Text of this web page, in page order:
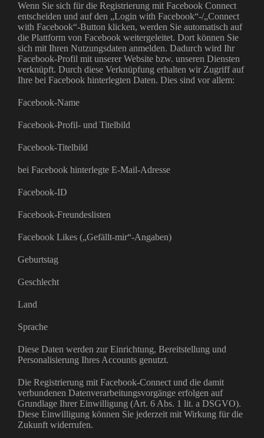
Wenn Sie sich für die Registrierung mit Facebook Connect
entscheiden und auf den „Login with Facebook“-/„Connect
with Facebook“-Button klicken, werden Sie automatisch auf
die Plattform von Facebook weitergeleitet. Dort können Sie
sich mit Ihren Nutzungsdaten anmelden. Dadurch wird Ihr
Facebook-Profil mit unserer Website bzw. unseren Diensten
verknüpft. Durch diese Verknüpfung erhalten wir Zugriff auf
Ihre bei Facebook hinterlegten Daten. Dies sind vor allem:
Facebook-Name
Facebook-Profil- und Titelbild
Facebook-Titelbild
bei Facebook hinterlegte E-Mail-Adresse
Facebook-ID
Facebook-Freundeslisten
Facebook Likes („Gefällt-mir“-Angaben)
Geburtstag
Geschlecht
Land
Sprache
Diese Daten werden zur Einrichtung, Bereitstellung und
Personalisierung Ihres Accounts genutzt.
Die Registrierung mit Facebook-Connect und die damit
verbundenen Datenverarbeitungsvorgänge erfolgen auf
Grundlage Ihrer Einwilligung (Art. 6 Abs. 1 lit. a DSGVO).
Diese Einwilligung können Sie jederzeit mit Wirkung für die
Zukunft widerrufen.